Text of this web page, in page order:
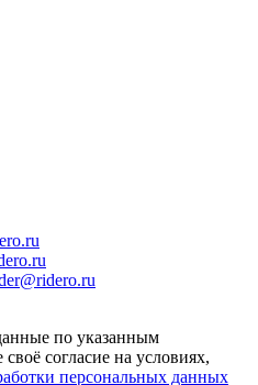
по указанным
согласие на условиях,
персональных данных